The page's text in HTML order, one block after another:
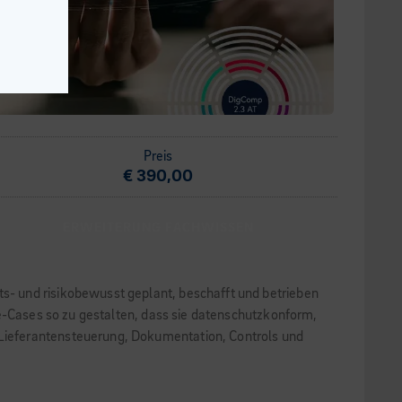
Preis
€ 390,00
und risikobewusst geplant, beschafft und betrieben
so zu gestalten, dass sie datenschutzkonform,
Dokumentation, Controls und